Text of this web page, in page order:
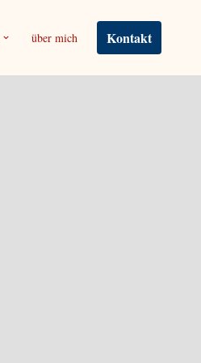
über mich Kontakt